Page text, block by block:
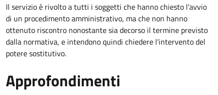
Il servizio è rivolto a tutti i soggetti che hanno chiesto l'avvio
di un procedimento amministrativo, ma che non hanno
ottenuto riscontro nonostante sia decorso il termine previsto
dalla normativa, e intendono quindi chiedere l'intervento del
potere sostitutivo.
Approfondimenti